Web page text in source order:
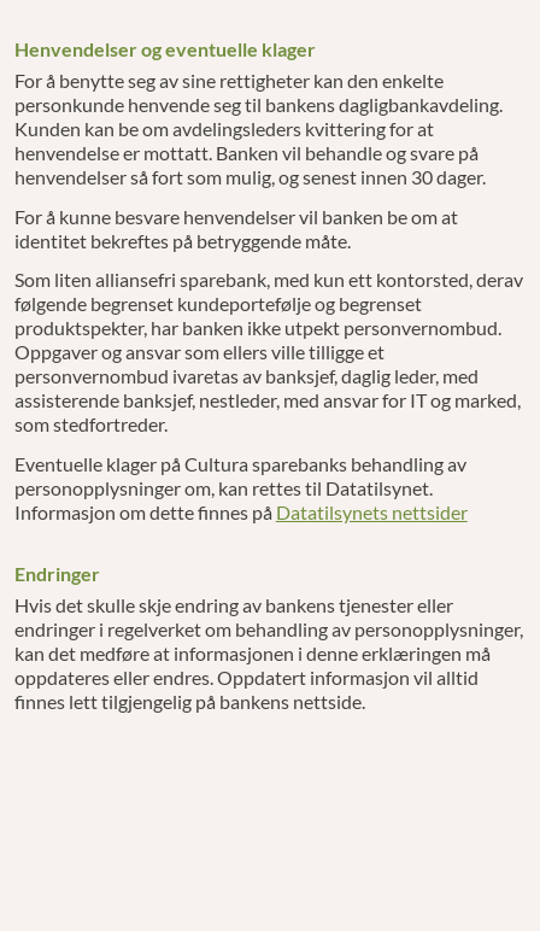
Henvendelser og eventuelle klager
For å benytte seg av sine rettigheter kan den enkelte
personkunde henvende seg til bankens dagligbankavdeling.
Kunden kan be om avdelingsleders kvittering for at
henvendelse er mottatt. Banken vil behandle og svare på
henvendelser så fort som mulig, og senest innen 30 dager.
For å kunne besvare henvendelser vil banken be om at
identitet bekreftes på betryggende måte.
Som liten alliansefri sparebank, med kun ett kontorsted, derav
følgende begrenset kundeportefølje og begrenset
produktspekter, har banken ikke utpekt personvernombud.
Oppgaver og ansvar som ellers ville tilligge et
personvernombud ivaretas av banksjef, daglig leder, med
assisterende banksjef, nestleder, med ansvar for IT og marked,
som stedfortreder.
Eventuelle klager på Cultura sparebanks behandling av
personopplysninger om, kan rettes til Datatilsynet.
Informasjon om dette finnes på Datatilsynets nettsider
Endringer
Hvis det skulle skje endring av bankens tjenester eller
endringer i regelverket om behandling av personopplysninger,
kan det medføre at informasjonen i denne erklæringen må
oppdateres eller endres. Oppdatert informasjon vil alltid
finnes lett tilgjengelig på bankens nettside.